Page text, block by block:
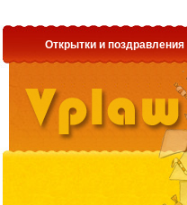
Открытки и